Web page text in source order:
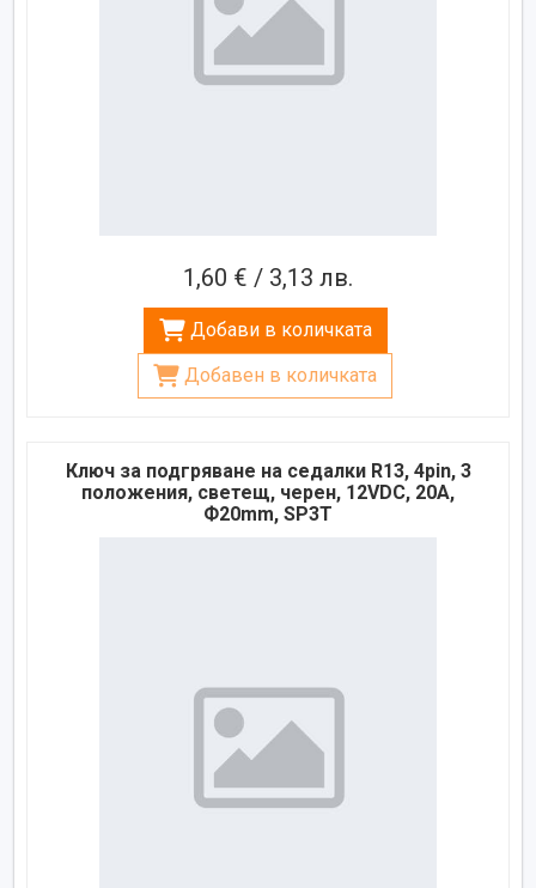
1,60 € / 3,13 лв.
Добави в количката
Добавен в количката
Ключ за подгряване на седалки R13, 4pin, 3
положения, светещ, черен, 12VDC, 20A,
Ф20mm, SP3T